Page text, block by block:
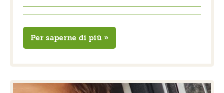
Per saperne di più »